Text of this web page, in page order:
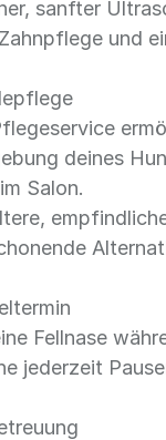
sanfter
und
deines
Salon.
Fellnase
jederzeit